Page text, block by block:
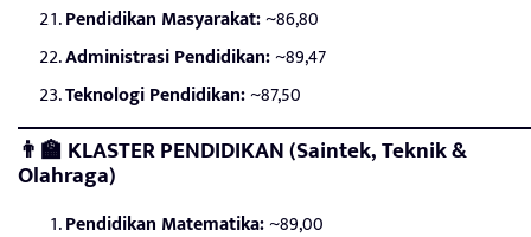
Pendidikan Masyarakat:~86,80
Administrasi Pendidikan:~89,47
Teknologi Pendidikan:~87,50
👨‍🏫 KLASTER PENDIDIKAN (Saintek, Teknik &
Olahraga)
Pendidikan Matematika:~89,00